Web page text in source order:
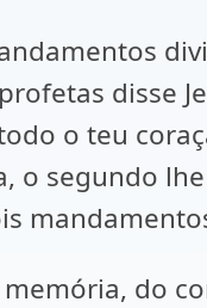
disse
o teu
segundo lhe
do